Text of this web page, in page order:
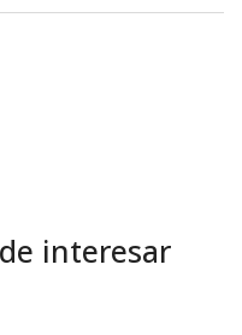
interesar